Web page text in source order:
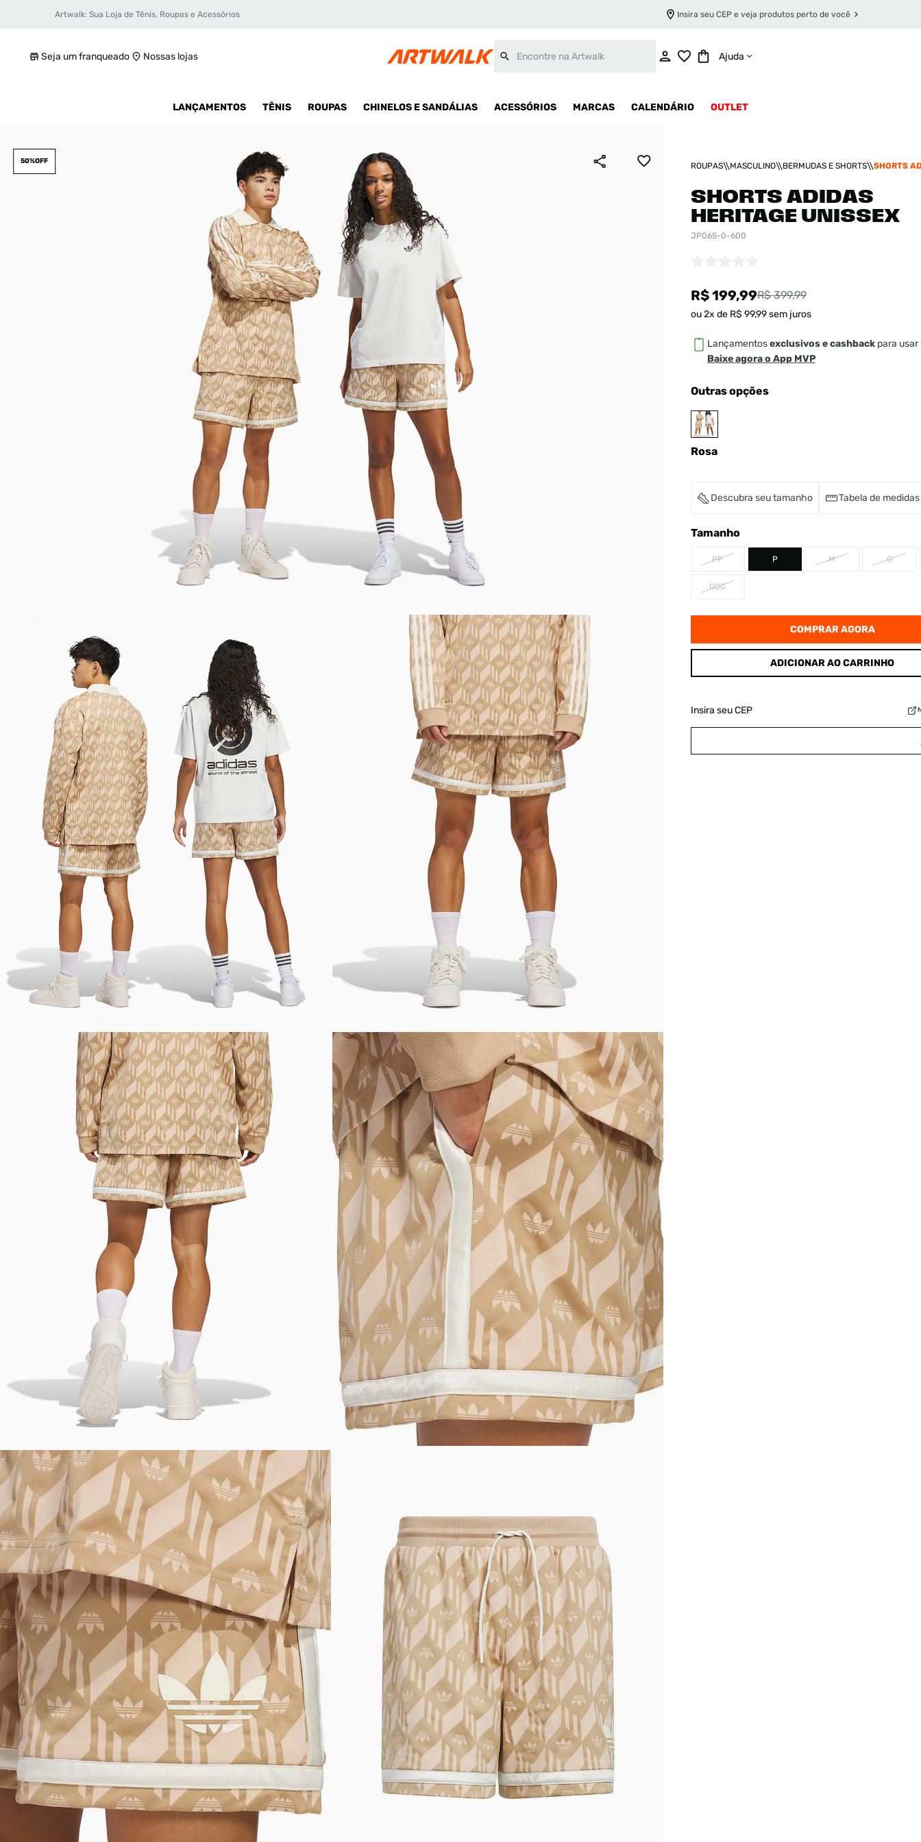
Artwalk: Sua Loja de Tênis, Roupas e Acessórios Insira seu CEP e veja produtos perto de você
Para ter uma melhor experiência de compra, insira seu CEP
e veja a seleção de produtos disponíveis para sua região
DIGITE SEU CEP
BUSCAR
Seja um franqueado Nossas lojas Ajuda
LANÇAMENTOS TÊNIS ROUPAS CHINELOS E SANDÁLIAS ACESSÓRIOS MARCAS CALENDÁRIO OUTLET
50%OFF ROUPAS MASCULINO BERMUDAS E SHORTS
SHORTS
SHORTS ADIDAS
HERITAGE UNISSEX
JP065-0-600
R$ 199,99R$ 399,99
ou2x de R$ 99,99sem juros
Lançamentosexclusivos e cashbackpara usar
Baixe agora o App MVP
Outras opções
Rosa
Descubra seu tamanho Tabela de medidas
Tamanho
PP P M G
GGG
COMPRAR AGORA
ADICIONAR AO CARRINHO
Insira seu CEP
Shorts adidas Heritage Unissex